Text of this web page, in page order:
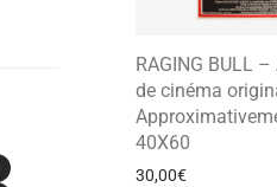
RAGING BULL
de cinéma
40X60
30,00€